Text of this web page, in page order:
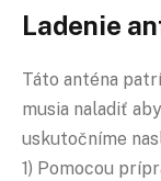
Ladenie
Táto anténa
musia naladiť
uskutočníme
1) Pomocou